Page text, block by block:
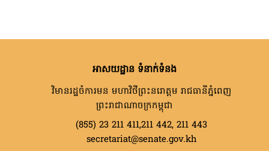
អាសយដ្ឋាន ទំនាក់ទំនង
វិមានរដ្ឋចំការមន មហាវិថីព្រះនរោត្តម រាជធានីភ្នំពេញ
ព្រះរាជាណាចក្រកម្ពុជា
(855) 23 211 411,211 442, 211 443
secretariat@senate.gov.kh